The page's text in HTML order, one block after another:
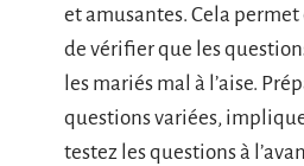
et amusantes. Cela permet
de vérifier que les
les mariés mal à l’aise.
questions variées,
testez les questions à